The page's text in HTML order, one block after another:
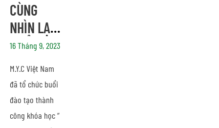
CÙNG
NHÌN LẠI
BUỔI ĐÀO
TẠO NGHỆ
THUẬT SỬ
DỤNG
NGÔN TỪ
16 Tháng 9, 2023
M.Y.C Việt Nam
đã tổ chức buổi
đào tạo thành
công khóa học “